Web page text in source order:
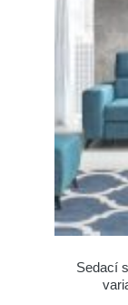
Sedací